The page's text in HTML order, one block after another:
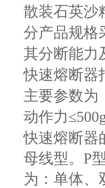
散装石英沙
分产品规格
其分断能力
快速熔断器
主要参数为
动作力≤
快速熔断器
母线型。 P
为：单体、